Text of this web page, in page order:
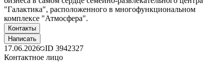
"Галактика", расположенного в многофункциональном
комплексе "Атмосфера".
Контакты
Написать
17.06.2026 ID 3942327
Контактное лицо